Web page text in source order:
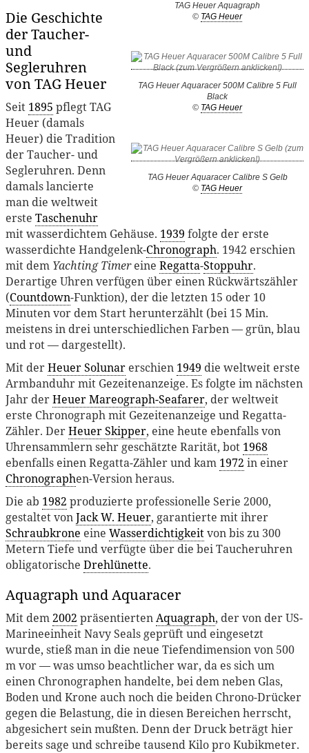
TAG Heuer Aquagraph
© TAG Heuer
TAG Heuer Aquaracer 500M Calibre 5 Full
Black
© TAG Heuer
TAG Heuer Aquaracer Calibre S Gelb
© TAG Heuer
Die Geschichte
der Taucher-
und
Segleruhren
von TAG Heuer
Seit 1895 pflegt TAG
Heuer (damals
Heuer) die Tradition
der Taucher- und
Segleruhren. Denn
damals lancierte
man die weltweit
erste Taschenuhr
mit wasserdichtem Gehäuse. 1939 folgte der erste
wasserdichte Handgelenk-Chronograph. 1942 erschien
mit dem Yachting Timereine Regatta-Stoppuhr.
Derartige Uhren verfügen über einen Rückwärtszähler
(Countdown-Funktion), der die letzten 15 oder 10
Minuten vor dem Start herunterzählt (bei 15 Min.
meistens in drei unterschiedlichen Farben — grün, blau
und rot — dargestellt).
Mit derHeuer Solunar erschien 1949 die weltweit erste
Armbanduhr mit Gezeitenanzeige. Es folgte im nächsten
Jahr derHeuer Mareograph-Seafarer, der weltweit
erste Chronograph mit Gezeitenanzeige und Regatta-
Zähler. DerHeuer Skipper, eine heute ebenfalls von
Uhrensammlern sehr geschätzte Rarität, bot 1968
ebenfalls einen Regatta-Zähler und kam 1972 in einer
Chronographen-Version heraus.
Die ab 1982 produzierte professionelle Serie 2000,
gestaltet vonJack W. Heuer, garantierte mit ihrer
Schraubkrone eine Wasserdichtigkeitvon bis zu 300
Metern Tiefe und verfügte über die bei Taucheruhren
obligatorische Drehlünette.
Aquagraph und Aquaracer
Mit dem2002 präsentiertenAquagraph, der von der US-
Marineeinheit Navy Seals geprüft und eingesetzt
wurde, stieß man in die neue Tiefendimension von 500
m vor — was umso beachtlicher war, da es sich um
einen Chronographen handelte, bei dem neben Glas,
Boden und Krone auch noch die beiden Chrono-Drücker
gegen die Belastung, die in diesen Bereichen herrscht,
abgesichert sein mußten. Denn der Druck beträgt hier
bereits sage und schreibe tausend Kilo pro Kubikmeter.